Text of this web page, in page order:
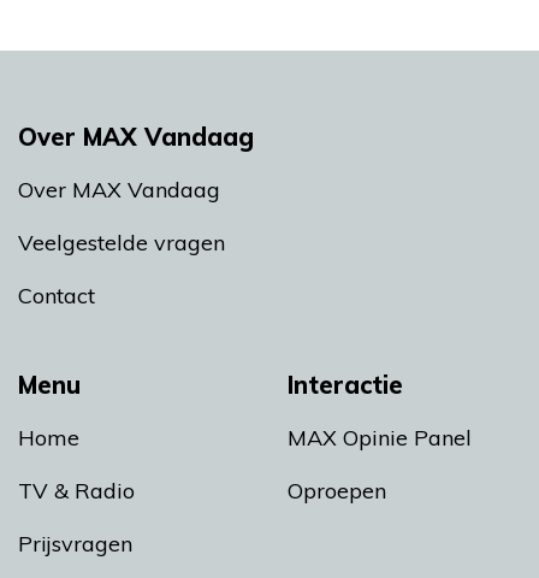
Menu
Home
TV & Radio
Prijsvragen
Interactie
MAX Opinie Panel
Oproepen
Over MAX Vandaag
Over MAX Vandaag
Veelgestelde vragen
Contact